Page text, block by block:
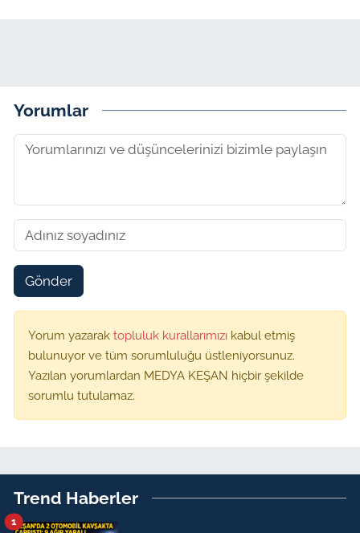
Yorumlar
Gönder
Yorum yazarak topluluk kurallarımızı kabul etmiş
bulunuyor ve tüm sorumluluğu üstleniyorsunuz.
Yazılan yorumlardan MEDYA KEŞAN hiçbir şekilde
sorumlu tutulamaz.
Trend Haberler
1